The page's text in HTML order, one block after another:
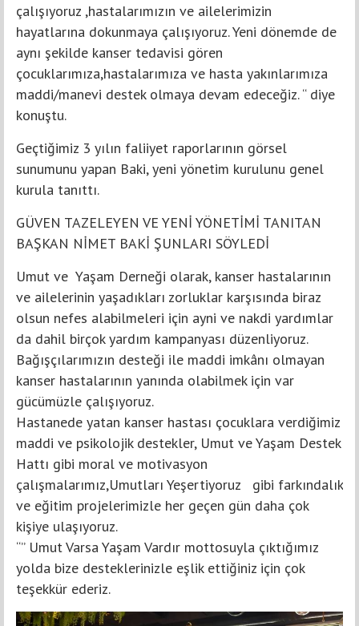
çalışıyoruz ,hastalarımızın ve ailelerimizin
hayatlarına dokunmaya çalışıyoruz. Yeni dönemde de
aynı şekilde kanser tedavisi gören
çocuklarımıza,hastalarımıza ve hasta yakınlarımıza
maddi/manevi destek olmaya devam edeceğiz. “ diye
konuştu.
Geçtiğimiz 3 yılın faliiyet raporlarının görsel
sunumunu yapan Baki, yeni yönetim kurulunu genel
kurula tanıttı.
GÜVEN TAZELEYEN VE YENİ YÖNETİMİ TANITAN
BAŞKAN NİMET BAKİ ŞUNLARI SÖYLEDİ
Umut ve Yaşam Derneği olarak, kanser hastalarının
ve ailelerinin yaşadıkları zorluklar karşısında biraz
olsun nefes alabilmeleri için ayni ve nakdi yardımlar
da dahil birçok yardım kampanyası düzenliyoruz.
Bağışçılarımızın desteği ile maddi imkânı olmayan
kanser hastalarının yanında olabilmek için var
gücümüzle çalışıyoruz.
Hastanede yatan kanser hastası çocuklara verdiğimiz
maddi ve psikolojik destekler, Umut ve Yaşam Destek
Hattı gibi moral ve motivasyon
çalışmalarımız,Umutları Yeşertiyoruz gibi farkındalık
ve eğitim projelerimizle her geçen gün daha çok
kişiye ulaşıyoruz.
“” Umut Varsa Yaşam Vardır mottosuyla çıktığımız
yolda bize desteklerinizle eşlik ettiğiniz için çok
teşekkür ederiz.